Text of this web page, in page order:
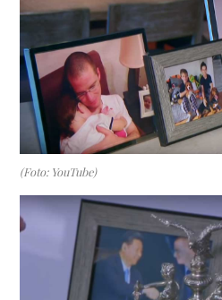
(Foto: YouTube)